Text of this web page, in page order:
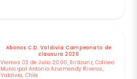
Abonos C.D. Valdivia Campeonato de
clausura 2026
Viernes 03 de Julio 20:00, Errázuriz, Coliseo
Municipal Antonio Azurmendy Riveros,
Valdivia, Chile